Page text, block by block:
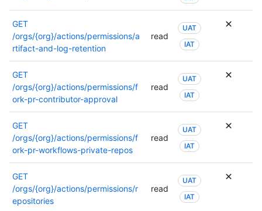
GET
/orgs/{org}/actions/permissions/a
rtifact-and-log-retention
read
UAT
IAT
GET
/orgs/{org}/actions/permissions/f
ork-pr-contributor-approval
read
UAT
IAT
GET
/orgs/{org}/actions/permissions/f
ork-pr-workflows-private-repos
read
UAT
IAT
GET
/orgs/{org}/actions/permissions/r
epositories
read
UAT
IAT